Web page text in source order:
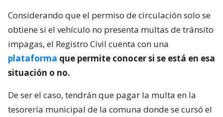
Considerando que el permiso de circulación solo se
obtiene si el vehículo no presenta multas de tránsito
impagas, el Registro Civil cuenta con una
plataforma que permite conocer si se está en esa
situación o no.
De ser el caso, tendrán que pagar la multa en la
tesorería municipal de la comuna donde se cursó el